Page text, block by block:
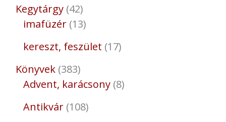
Kegytárgy 42
imafüzér 13
kereszt, feszület 17
Könyvek 383
Advent, karácsony 8
Antikvár 108